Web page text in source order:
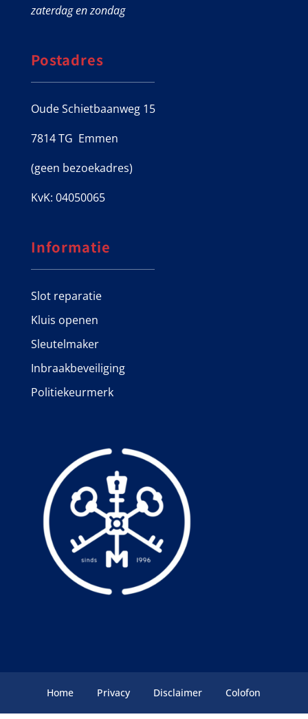
zaterdag en zondag
Postadres
Oude Schietbaanweg 15
7814 TG Emmen
(geen bezoekadres)
KvK: 04050065
Informatie
Slot reparatie
Kluis openen
Sleutelmaker
Inbraakbeveiliging
Politiekeurmerk
Home Privacy Disclaimer Colofon